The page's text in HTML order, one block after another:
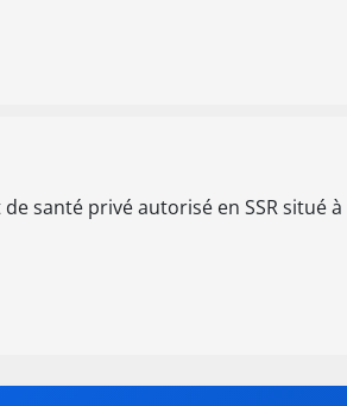
santé privé autorisé en SSR situé à